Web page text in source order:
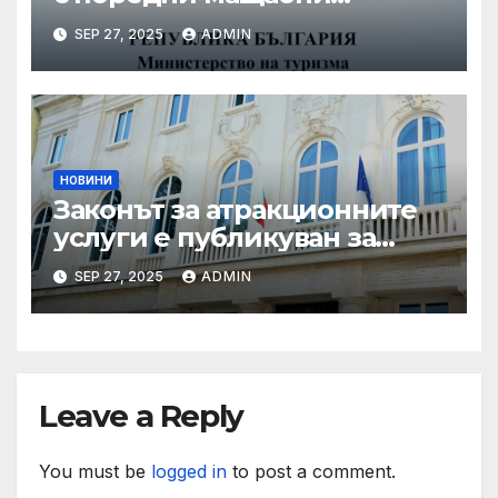
координирани проверки
през летния сезон
SEP 27, 2025 ADMIN
НОВИНИ
Законът за атракционните
услуги е публикуван за
обществено обсъждане
SEP 27, 2025 ADMIN
Leave a Reply
You must be logged in to post a comment.